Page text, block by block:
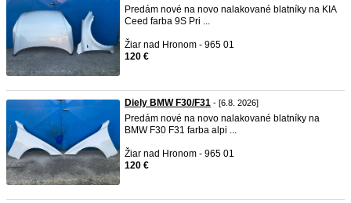
Predám nové na novo nalakované blatníky na KIA
Ceed farba 9S Pri ...
Žiar nad Hronom - 965 01
120 €
Diely BMW F30/F31 - [6.8. 2026]
Predám nové na novo nalakované blatníky na
BMW F30 F31 farba alpi ...
Žiar nad Hronom - 965 01
120 €